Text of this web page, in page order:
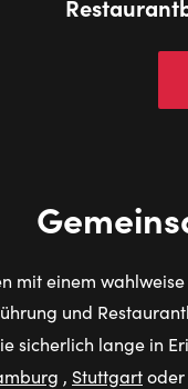
mit einem
und
sicherlich lange in
, Stuttgartoder